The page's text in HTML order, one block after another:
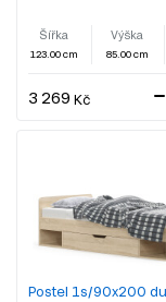
Šířka
123.00 cm
Výška
85.00 cm
3 269 Kč
Postel 1s/90x200